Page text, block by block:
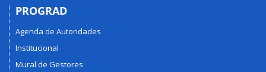
PROGRAD
Agenda de Autoridades
Institucional
Mural de Gestores